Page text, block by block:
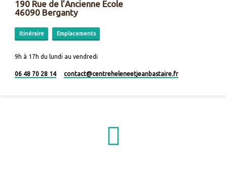
190 Rue de l’Ancienne Ecole
46090 Berganty
Itinéraire Emplacements
9h à 17h du lundi au vendredi
06 48 70 28 14 contact​@centreheleneetjeanbastaire.fr